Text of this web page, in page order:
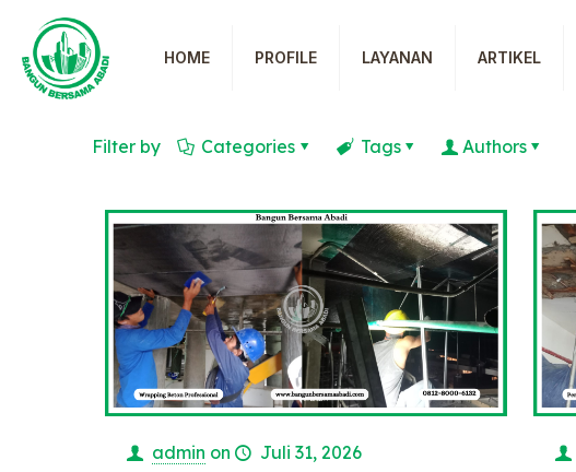
HOME PROFILE LAYANAN ARTIKEL
Filter by Categories Tags Authors
admin on Juli 31, 2026